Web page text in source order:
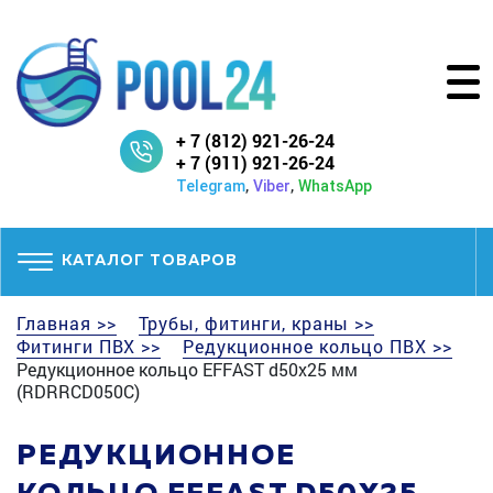
+ 7 (812) 921-26-24
+ 7 (911) 921-26-24
Telegram, Viber, WhatsApp
КАТАЛОГ ТОВАРОВ
Главная >>
Трубы, фитинги, краны >>
Фитинги ПВХ >>
Редукционное кольцо ПВХ >>
Редукционное кольцо EFFAST d50x25 мм
(RDRRCD050C)
РЕДУКЦИОННОЕ